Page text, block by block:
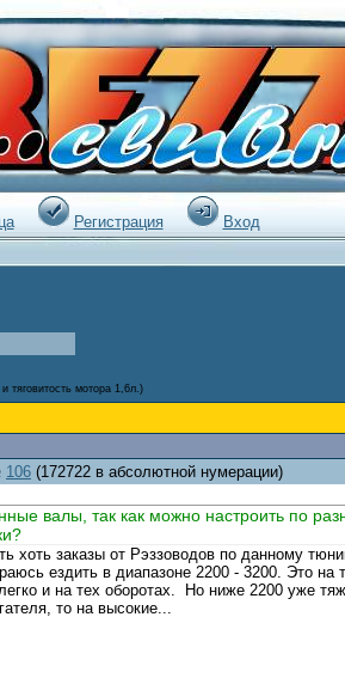
Регистрация
Вход
тяговитость мотора 1,6л.)
106 (172722 в абсолютной нумерации)
валы, так как можно настроить по
хоть заказы от Рэззоводов по данному
ездить в диапазоне 2200 - 3200. Это
и на тех оборотах. Но ниже 2200 уже
то на высокие...